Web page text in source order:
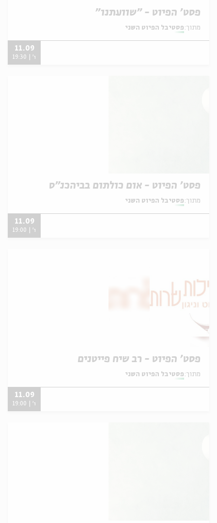
פסט' הפיוט - "שוועתנו"
מתוך: פסטיבל הפיוט השני
11.09
ו' | 19:30
פסט' הפיוט - אום כולתום בביהכנ"ס
מתוך: פסטיבל הפיוט השני
11.09
ו' | 19:00
פסט' הפיוט - רב שיח פייטנים
מתוך: פסטיבל הפיוט השני
11.09
ו' | 19:00